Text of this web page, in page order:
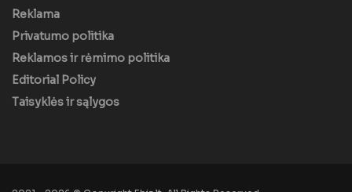
Reklama
Privatumo politika
Reklamos ir rėmimo politika
Editorial Policy
Taisyklės ir sąlygos